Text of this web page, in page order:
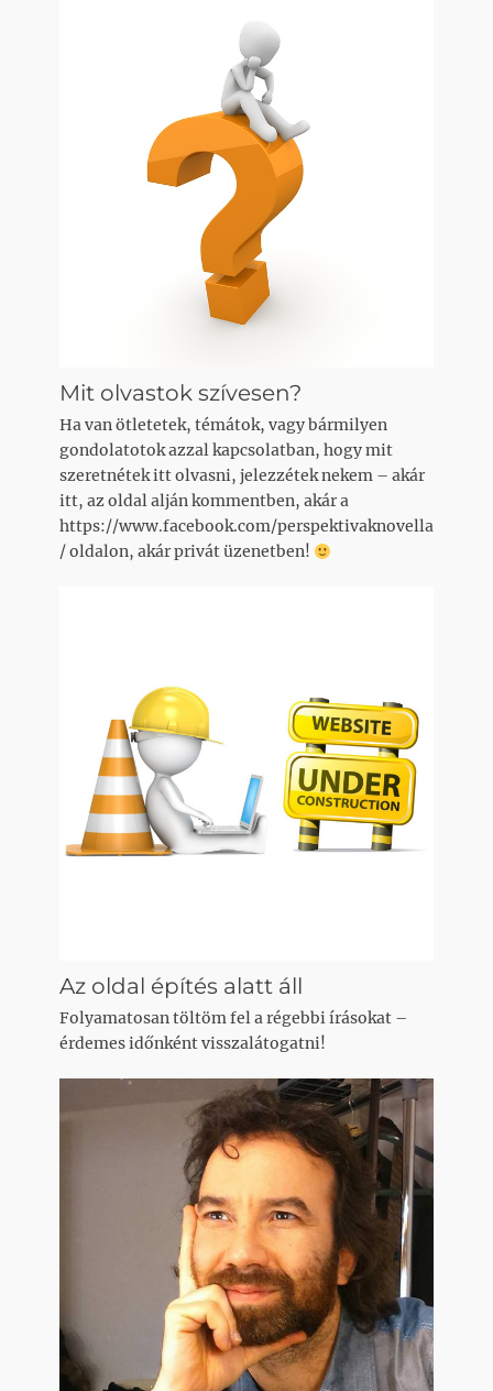
Mit olvastok szívesen?
Ha van ötletetek, témátok, vagy bármilyen
gondolatotok azzal kapcsolatban, hogy mit
szeretnétek itt olvasni, jelezzétek nekem – akár
itt, az oldal alján kommentben, akár a
https://www.facebook.com/perspektivaknovella
/ oldalon, akár privát üzenetben!
Az oldal építés alatt áll
Folyamatosan töltöm fel a régebbi írásokat –
érdemes időnként visszalátogatni!